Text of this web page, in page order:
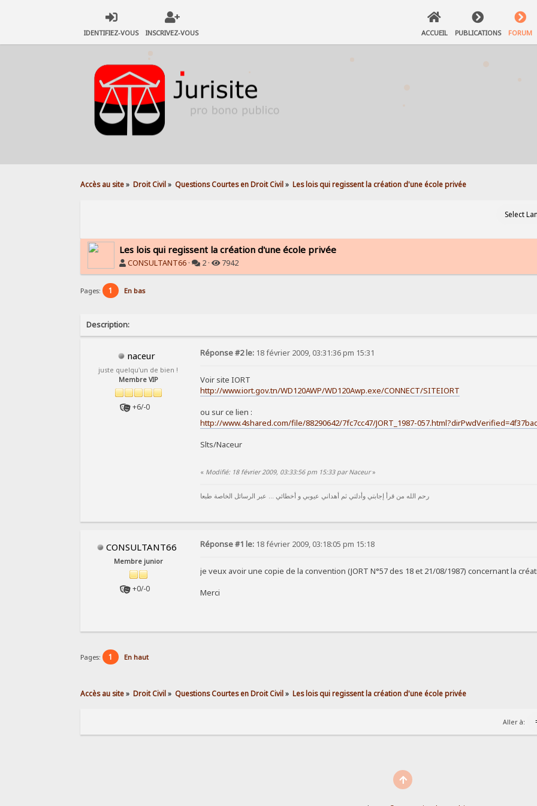
IDENTIFIEZ-VOUS INSCRIVEZ-VOUS ACCUEIL PUBLICATIONS FORUM
Accès au site» Droit Civil» Questions Courtes en Droit Civil» Les lois qui regissent la création d'une école privée
Les lois qui regissent la création d'une école privée
CONSULTANT66 · 2 · 7942
Pages: 1 En bas
Description:
naceur
juste quelqu'un de bien !
Membre VIP
+6/-0
Réponse #2 le: 18 février 2009, 03:31:36 pm 15:31
Voir site IORT
http://www.iort.gov.tn/WD120AWP/WD120Awp.exe/CONNECT/SITEIORT
ou sur ce lien :
http://www.4shared.com/file/88290642/7fc7cc47/JORT_1987-
Slts/Naceur
« Modifié: 18 février 2009, 03:33:56 pm 15:33 par Naceur»
رحم الله من قرأ إجابتي وأدلتي ثم أهداني عيوبي و أخطائي ... عبر الرسائل الخاصة طبعا
CONSULTANT66
Membre junior
+0/-0
Réponse #1 le: 18 février 2009, 03:18:05 pm 15:18
je veux avoir une copie de la convention (JORT N°57 des 18 et 21/08/1987) concernant la
Merci
Pages: 1 En haut
Accès au site» Droit Civil» Questions Courtes en Droit Civil» Les lois qui regissent la création d'une école privée
Aller à: